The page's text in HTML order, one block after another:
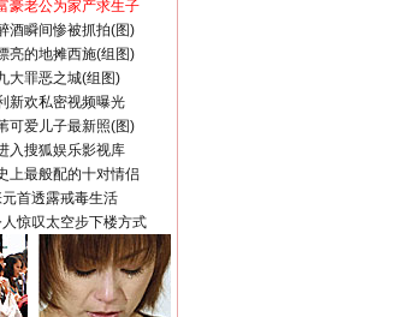
豪老公为家产求生子
酒瞬间惨被抓拍(图)
亮的地摊西施(组图)
大罪恶之城(组图)
新欢私密视频曝光
可爱儿子最新照(图)
入搜狐娱乐影视库
上最般配的十对情侣
首透露戒毒生活
惊叹太空步下楼方式